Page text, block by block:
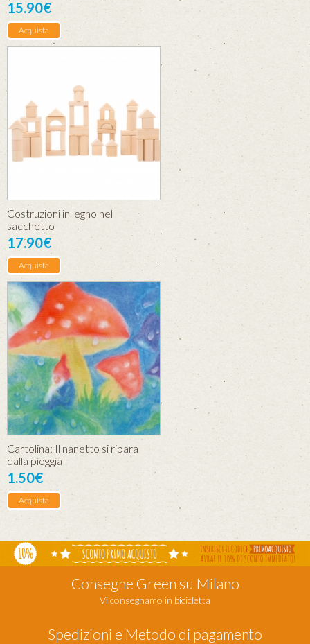
15.90€
Acquista
Costruzioni in legno nel
sacchetto
17.90€
Acquista
Cartolina: Il nanetto si ripara
dalla pioggia
1.50€
Acquista
Consegne Green su Milano
Vi consegnamo in bicicletta
Spedizioni e Metodo di pagamento